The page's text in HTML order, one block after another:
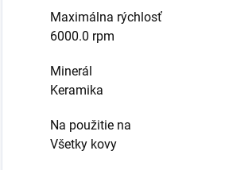
Maximálna rýchlosť
6000.0 rpm
Minerál
Keramika
Na použitie na
Všetky kovy